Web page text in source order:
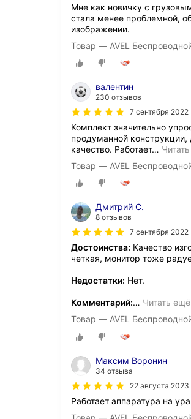
Мне как новичку с
стала менее проблемной,
изображении.
Товар — AVEL
валентин
230 отзывов
7 сентября 2022
Комплект значительно
продуманной
качество. Работает…
Товар — AVEL
Дмитрий С.
8 отзывов
7 сентября 2022
Достоинства: Качество
четкая, монитор тоже
Недостатки: Нет.
Комментарий:… Читать ещё
Товар — AVEL
Максим Воронин
34 отзыва
22 августа 2023
Работает аппаратура на